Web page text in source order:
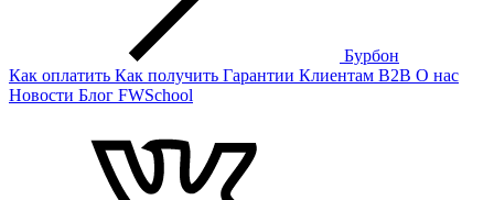
Бурбон
Как оплатить Как получить Гарантии Клиентам B2B О нас
Новости Блог FWSchool